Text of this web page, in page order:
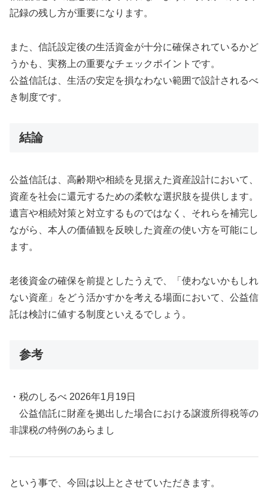
記録の残し方が重要になります。
また、信託設定後の生活資金が十分に確保されているかど
うかも、実務上の重要なチェックポイントです。
公益信託は、生活の安定を損なわない範囲で設計されるべ
き制度です。
結論
公益信託は、高齢期や相続を見据えた資産設計において、
資産を社会に還元するための柔軟な選択肢を提供します。
遺言や相続対策と対立するものではなく、それらを補完し
ながら、本人の価値観を反映した資産の使い方を可能にし
ます。
老後資金の確保を前提としたうえで、「使わないかもしれ
ない資産」をどう活かすかを考える場面において、公益信
託は検討に値する制度といえるでしょう。
参考
・税のしるべ 2026年1月19日
公益信託に財産を拠出した場合における譲渡所得税等の
非課税の特例のあらまし
という事で、今回は以上とさせていただきます。